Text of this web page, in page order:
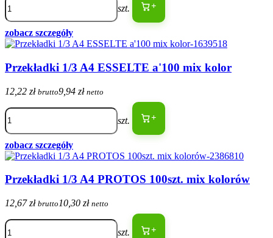
szt. +
zobacz szczegóły
Przekładki 1/3 A4 ESSELTE a'100 mix kolor
12,22 zł brutto9,94 zł netto
szt. +
zobacz szczegóły
Przekładki 1/3 A4 PROTOS 100szt. mix kolorów
12,67 zł brutto 10,30 zł netto
szt. +